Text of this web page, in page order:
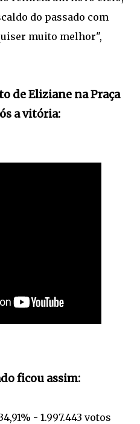
do passado com
muito melhor",
de Eliziane na Praça
a vitória:
ficou assim:
- 1.997.443 votos